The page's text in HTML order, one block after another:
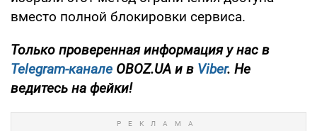
вместо полной блокировки сервиса.
Только проверенная информация у нас в
Telegram-канале OBOZ.UA и в Viber. Не
ведитесь на фейки!